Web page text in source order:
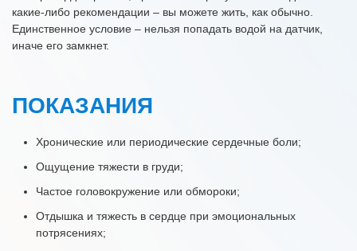
какие-либо рекомендации – вы можете жить, как обычно.
Единственное условие – нельзя попадать водой на датчик,
иначе его замкнет.
ПОКАЗАНИЯ
Хронические или периодические сердечные боли;
Ощущение тяжести в груди;
Частое головокружение или обмороки;
Отдышка и тяжесть в сердце при эмоциональных
потрясениях;